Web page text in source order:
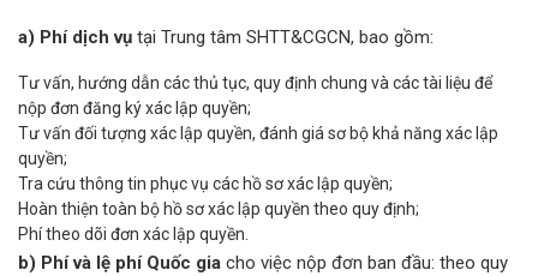
a) Phí dịch vụ tại Trung tâm SHTT&CGCN, bao gồm:
Tư vấn, hướng dẫn các thủ tục, quy định chung và các tài liệu để
nộp đơn đăng ký xác lập quyền;
Tư vấn đối tượng xác lập quyền, đánh giá sơ bộ khả năng xác lập
quyền;
Tra cứu thông tin phục vụ các hồ sơ xác lập quyền;
Hoàn thiện toàn bộ hồ sơ xác lập quyền theo quy định;
Phí theo dõi đơn xác lập quyền.
b) Phí và lệ phí Quốc gia cho việc nộp đơn ban đầu: theo quy